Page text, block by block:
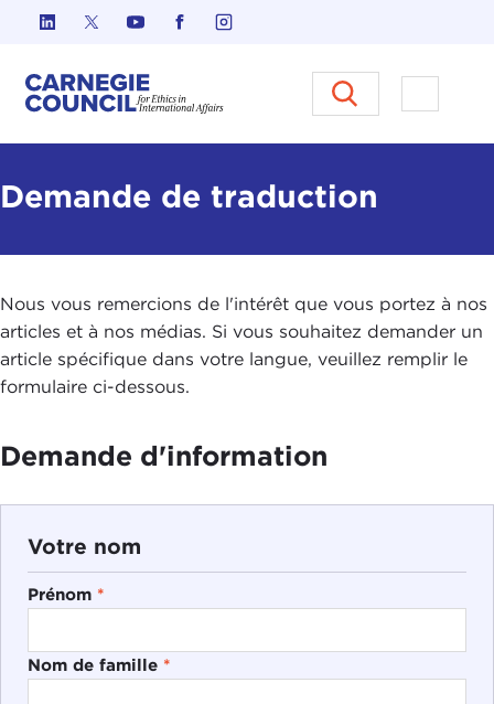
Skip to content
Carnegie Council sur
Ouvrir
Demande de traduction
Nous vous remercions de l'intérêt que vous portez à nos
articles et à nos médias. Si vous souhaitez demander un
article spécifique dans votre langue, veuillez remplir le
formulaire ci-dessous.
Demande d'information
Votre nom
Prénom *
Nom de famille *